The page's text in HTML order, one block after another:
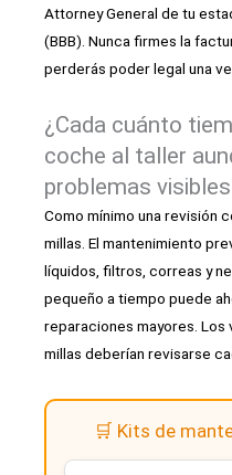
Attorney General de tu
(BBB). Nunca firmes la
perderás poder legal una
¿Cada cuánto
coche al taller
problemas
Como mínimo una revisión
millas. El mantenimiento
líquidos, filtros, correas y
pequeño a tiempo puede
reparaciones mayores.
millas deberían revisarse
🛒 Kits de